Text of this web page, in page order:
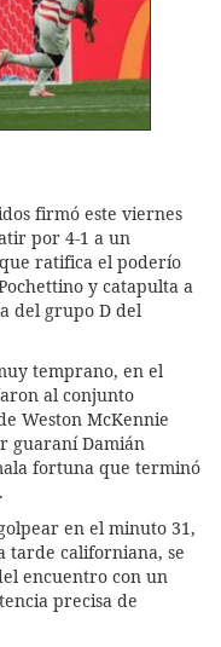
firmó este viernes
por 4-1 a un
ratifica el poderío
y catapulta a
del grupo D del
temprano, en el
al conjunto
Weston McKennie
guaraní Damián
fortuna que terminó
en el minuto 31,
tarde californiana, se
encuentro con un
precisa de